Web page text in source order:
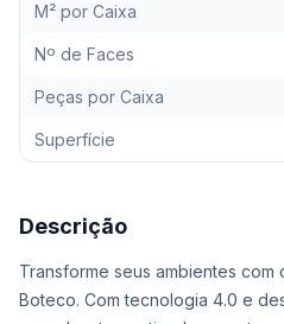
M² por Caixa
Nº de Faces
Peças por Caixa
Superfície
Descrição
Transforme seus ambientes com
Boteco. Com tecnologia 4.0 e